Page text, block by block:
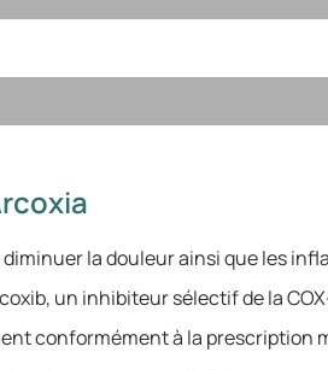
la douleur ainsi que les
un inhibiteur sélectif de la
conformément à la prescription